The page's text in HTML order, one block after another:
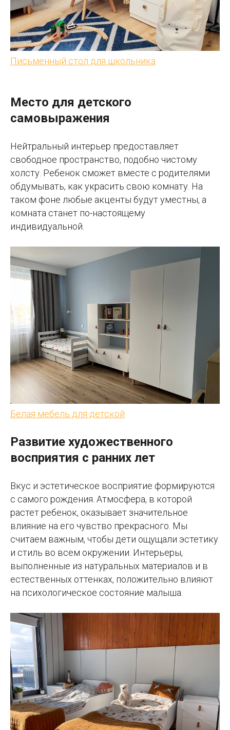
Письменный стол для школьника
Место для детского
самовыражения
Нейтральный интерьер предоставляет
свободное пространство, подобно чистому
холсту. Ребенок сможет вместе с родителями
обдумывать, как украсить свою комнату. На
таком фоне любые акценты будут уместны, а
комната станет по-настоящему
индивидуальной.
Белая мебель для детской
Развитие художественного
восприятия с ранних лет
Вкус и эстетическое восприятие формируются
с самого рождения. Атмосфера, в которой
растет ребенок, оказывает значительное
влияние на его чувство прекрасного. Мы
считаем важным, чтобы дети ощущали эстетику
и стиль во всем окружении. Интерьеры,
выполненные из натуральных материалов и в
естественных оттенках, положительно влияют
на психологическое состояние малыша.